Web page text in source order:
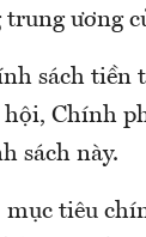
ương
sách tiền
Chính
sách này.
tiêu